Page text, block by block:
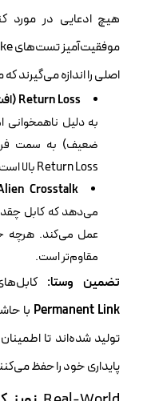
هیچ ادعایی در مورد
اصلی را اندازه می‌گیرند
Return Loss (افت بازگشتی):
به دلیل ناهمخوانی
ضعیف) به سمت
Return Loss بالا است.
Crosstalk:
می‌دهد که کابل چقدر
عمل می‌کند. هرچه
مقاوم‌تر است.
تضمین وستا:
Permanent Link با
تولید شده‌اند تا
پایداری خود را حفظ